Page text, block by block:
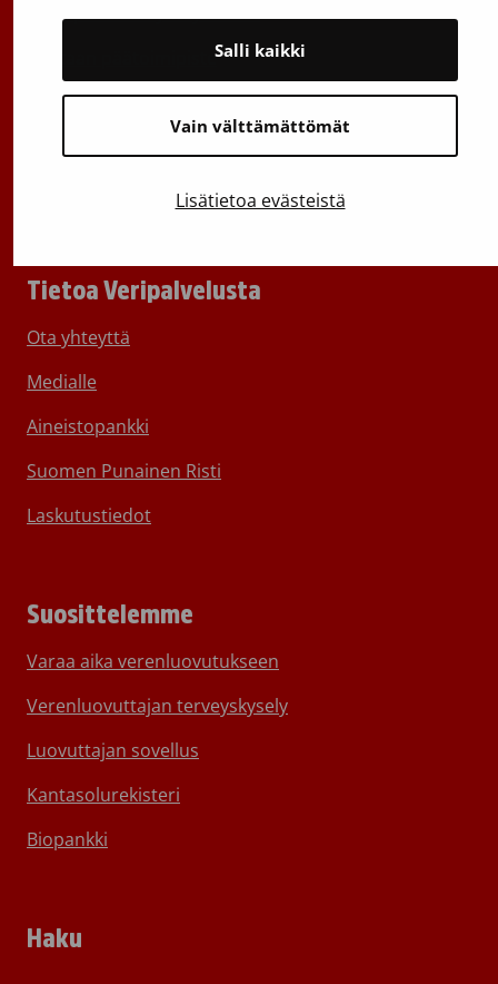
Vain välttämättömät
Salli kaikki
Lisätietoa evästeistä
Toimipisteiden yhteystiedot
Vantaan päätoimipiste
Sähköpostiosoitteet: etunimi.sukunimi@veripalvelu.fi
Tietoa Veripalvelusta
Ota yhteyttä
Medialle
Aineistopankki
Suomen Punainen Risti
Laskutustiedot
Suosittelemme
Varaa aika verenluovutukseen
Verenluovuttajan terveyskysely
Luovuttajan sovellus
Kantasolurekisteri
Biopankki
Haku